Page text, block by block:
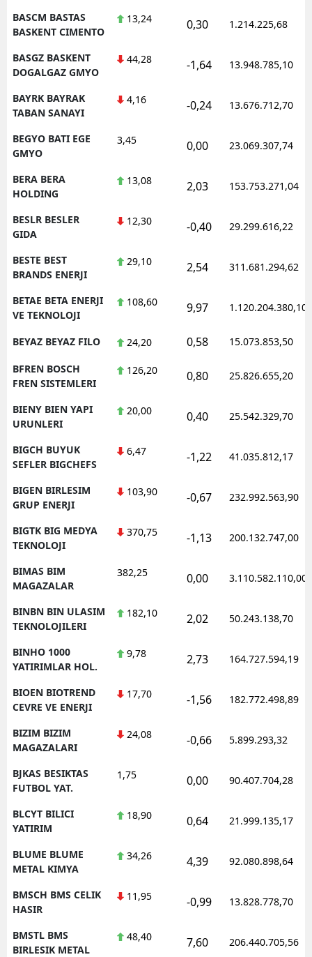
BASCM BASTAS
BASKENT CIMENTO
13,24 0,30 1.214.225,68
BASGZ BASKENT
DOGALGAZ GMYO
44,28 -1,64 13.948.785,10
BAYRK BAYRAK
TABAN SANAYI
4,16 -0,24 13.676.712,70
BEGYO BATI EGE
GMYO
3,45 0,00 23.069.307,74
BERA BERA
HOLDING
13,08 2,03 153.753.271,04
BESLR BESLER
GIDA
12,30 -0,40 29.299.616,22
BESTE BEST
BRANDS ENERJI
29,10 2,54 311.681.294,62
BETAE BETA ENERJI
VE TEKNOLOJI
108,60 9,97 1.120.204.380,10
BEYAZ BEYAZ FILO 24,20 0,58 15.073.853,50
BFREN BOSCH
FREN SISTEMLERI
126,20 0,80 25.826.655,20
BIENY BIEN YAPI
URUNLERI
20,00 0,40 25.542.329,70
BIGCH BUYUK
SEFLER BIGCHEFS
6,47 -1,22 41.035.812,17
BIGEN BIRLESIM
GRUP ENERJI
103,90 -0,67 232.992.563,90
BIGTK BIG MEDYA
TEKNOLOJI
370,75 -1,13 200.132.747,00
BIMAS BIM
MAGAZALAR
382,25 0,00 3.110.582.110,00
BINBN BIN ULASIM
TEKNOLOJILERI
182,10 2,02 50.243.138,70
BINHO 1000
YATIRIMLAR HOL.
9,78 2,73 164.727.594,19
BIOEN BIOTREND
CEVRE VE ENERJI
17,70 -1,56 182.772.498,89
BIZIM BIZIM
MAGAZALARI
24,08 -0,66 5.899.293,32
BJKAS BESIKTAS
FUTBOL YAT.
1,75 0,00 90.407.704,28
BLCYT BILICI
YATIRIM
18,90 0,64 21.999.135,17
BLUME BLUME
METAL KIMYA
34,26 4,39 92.080.898,64
BMSCH BMS CELIK
HASIR
11,95 -0,99 13.828.778,70
BMSTL BMS
BIRLESIK METAL
48,40 7,60 206.440.705,56